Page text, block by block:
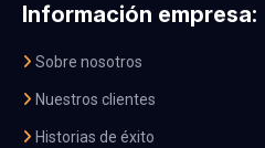
Información empresa:
Sobre nosotros
Nuestros clientes
Historias de éxito